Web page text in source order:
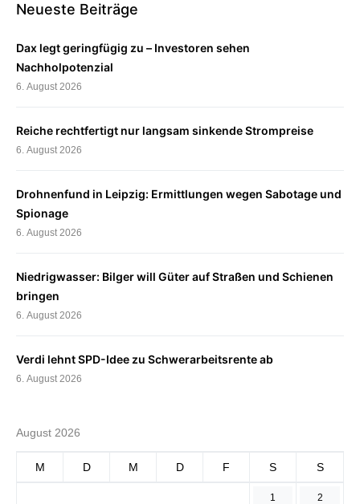
Neueste Beiträge
Dax legt geringfügig zu – Investoren sehen
Nachholpotenzial
6. August 2026
Reiche rechtfertigt nur langsam sinkende Strompreise
6. August 2026
Drohnenfund in Leipzig: Ermittlungen wegen Sabotage und
Spionage
6. August 2026
Niedrigwasser: Bilger will Güter auf Straßen und Schienen
bringen
6. August 2026
Verdi lehnt SPD-Idee zu Schwerarbeitsrente ab
6. August 2026
August 2026
M D M D F S S
1 2